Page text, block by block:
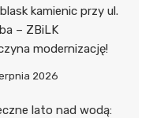
kamienic przy ul.
– ZBiLK
modernizację!
2026
lato nad wodą: